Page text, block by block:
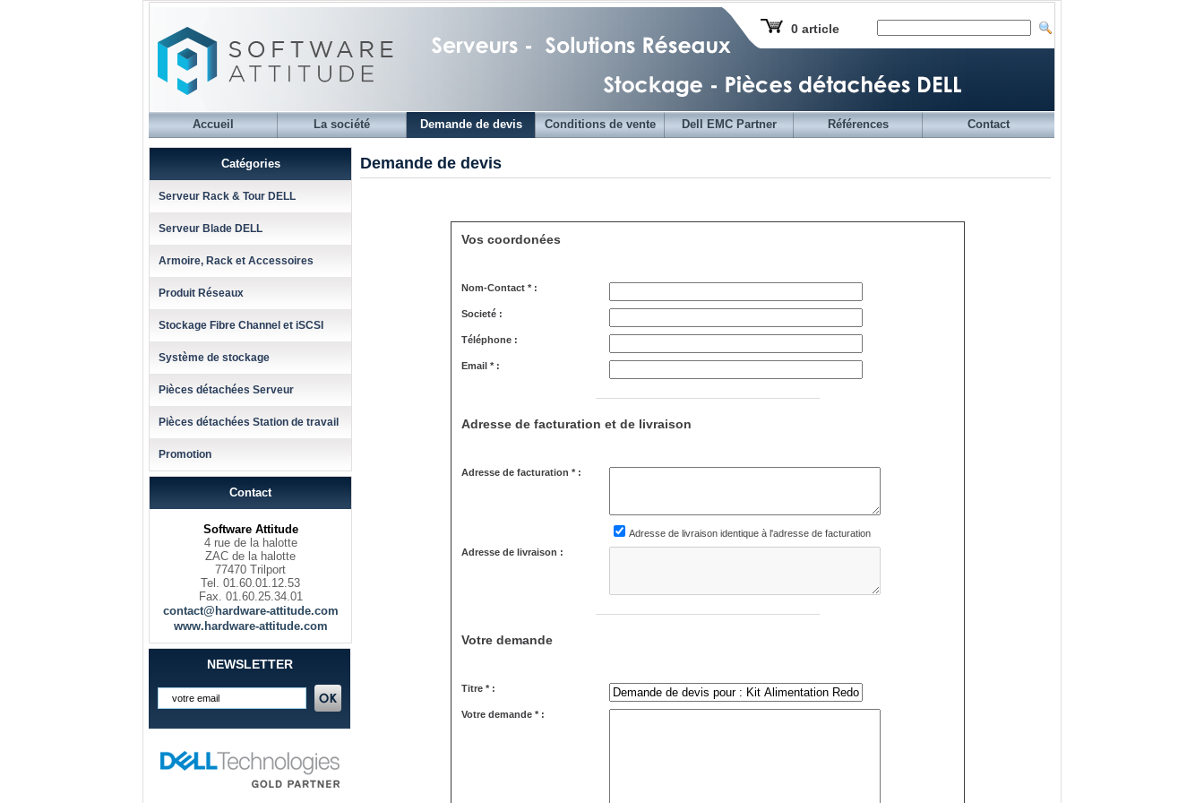
0 article
Accueil La société Demande de devis Conditions de vente Dell EMC Partner Références Contact
Catégories
Serveur Rack & Tour DELL
Serveur Blade DELL
Armoire, Rack et Accessoires
Produit Réseaux
Stockage Fibre Channel et iSCSI
Système de stockage
Pièces détachées Serveur
Pièces détachées Station de travail
Promotion
Contact
Software Attitude
4 rue de la halotte
ZAC de la halotte
77470 Trilport
Tel. 01.60.01.12.53
Fax. 01.60.25.34.01
contact@hardware-attitude.com
www.hardware-attitude.com
NEWSLETTER
Demande de devis
Vos coordonées
Nom-Contact * :
Societé :
Téléphone :
Email * :
Adresse de facturation et de livraison
Adresse de facturation * :
Adresse de livraison identique à l'adresse de facturation
Adresse de livraison :
Votre demande
Titre * :
Votre demande * :